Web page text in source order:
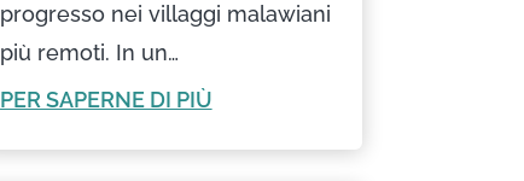
progresso nei villaggi malawiani
più remoti. In un…
PER SAPERNE DI PIÙ